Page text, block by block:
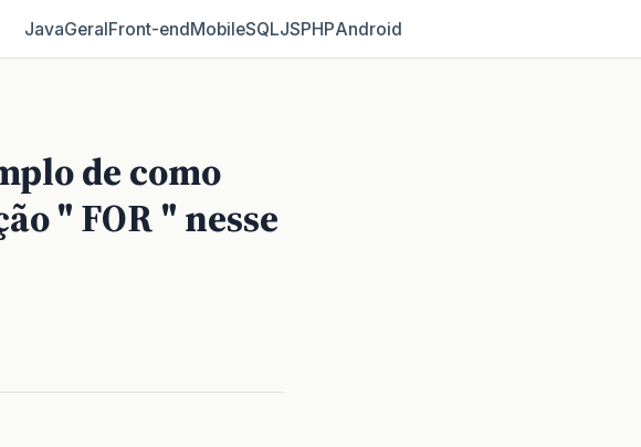
JavaGeralFront‑endMobileSQLJSPHPAndroid
de como
" FOR " nesse